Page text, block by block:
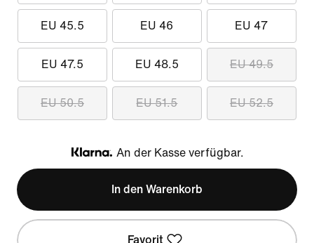
EU 45.5 EU 46 EU 47
EU 47.5 EU 48.5 EU 49.5
EU 50.5 EU 51.5 EU 52.5
Klarna
An der Kasse verfügbar.
In den Warenkorb
Favorit